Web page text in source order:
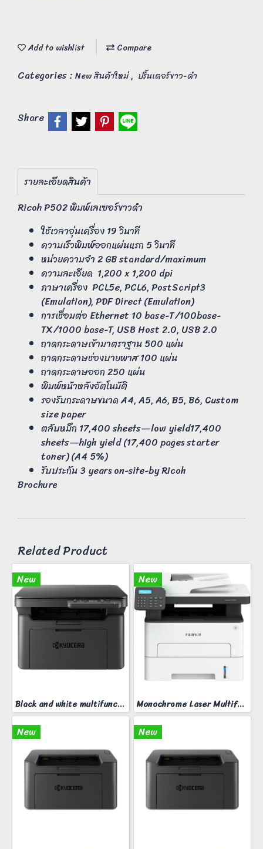
Add to wishlist Compare
Categories : New สินค้าใหม่, ปริ้นเตอร์ขาว-ดำ
Share
รายละเอียดสินค้า
Ricoh P502 พิมพ์เลเซอร์ขาวดำ
ใช้เวลาอุ่นเครื่อง 19 วินาที
ความเร็วพิมพ์ออกแผ่นแรก 5 วินาที
หน่วยความจำ 2 GB standard/maximum
ความละเอียด 1,200 x 1,200 dpi
ภาษาเครื่อง PCL5e, PCL6, PostScript3
(Emulation), PDF Direct (Emulation)
การเชื่อมต่อ Ethernet 10 base-T/100base-
TX/1000 base-T, USB Host 2.0, USB 2.0
ถาดกระดาษเข้ามาตราฐาน 500 แผ่น
ถาดกระดาษช่องบายพาส 100 แผ่น
ถาดกระดาษออก 250 แผ่น
พิมพ์หน้าหลังอัตโนมัติ
รองรับกระดาษขนาด A4, A5, A6, B5, B6, Custom
size paper
ตลับหมึก 17,400 sheets—low yield17,400
sheets—high yield (17,400 pages starter
toner) (A4 5%)
รับประกัน 3 years on-site-by Ricoh
Brochure
Related Product
New
Black and white multifunction printer KYOCERA MA-2000W
New
Monochrome Laser Multifunction printer ApeosPort 3410SD
New New